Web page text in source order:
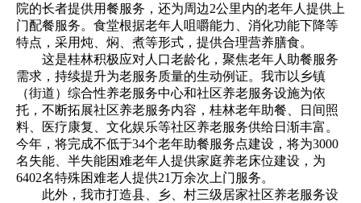
院的长者提供用餐服务，还为周边2公里内的老年人提供上
门配餐服务。食堂根据老年人咀嚼能力、消化功能下降等
特点，采用炖、焖、煮等形式，提供合理营养膳食。
这是桂林积极应对人口老龄化，聚焦老年人助餐服务
需求，持续提升为老服务质量的生动例证。我市以乡镇
（街道）综合性养老服务中心和社区养老服务设施为依
托，不断拓展社区养老服务内容，桂林老年助餐、日间照
料、医疗康复、文化娱乐等社区养老服务供给日渐丰富。
今年，将完成不低于34个老年助餐服务点建设，将为3000
名失能、半失能困难老年人提供家庭养老床位建设，为
6402名特殊困难老人提供21万余次上门服务。
此外，我市打造县、乡、村三级居家社区养老服务设